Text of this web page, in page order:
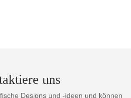
uns
Designs und -ideen und können